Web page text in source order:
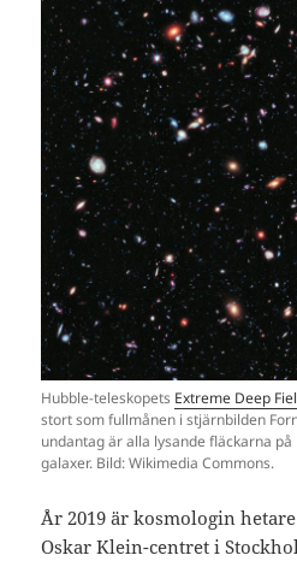
Hubble-teleskopets Extreme Deep
stort som fullmånen i stjärnbilden
undantag är alla lysande fläckarna
galaxer. Bild: Wikimedia Commons.
År 2019 är kosmologin
Oskar Klein-centret i